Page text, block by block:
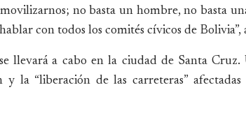
no basta un hombre, no basta
con todos los comités cívicos de Bolivia”,
llevará a cabo en la ciudad de Santa Cruz.
y la “liberación de las carreteras”